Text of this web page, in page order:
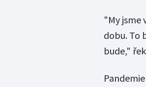
"My jsme
dobu. To
bude,"